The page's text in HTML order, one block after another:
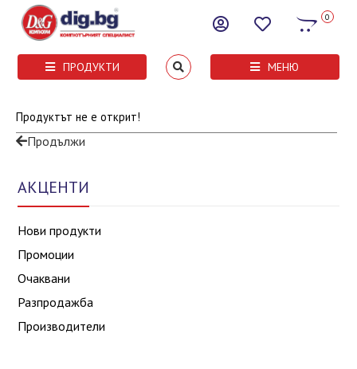
0
ПРОДУКТИ МЕНЮ
Продуктът не е открит!
Продължи
АКЦЕНТИ
Нови продукти
Промоции
Очаквани
Разпродажба
Производители